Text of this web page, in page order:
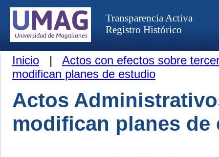
Transparencia Activa
Registro Histórico
Inicio | Actos con efectos sobre
modifican planes de estudio
Actos
modifican planes de